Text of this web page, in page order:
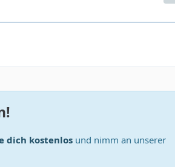
dich kostenlosund nimm an unserer